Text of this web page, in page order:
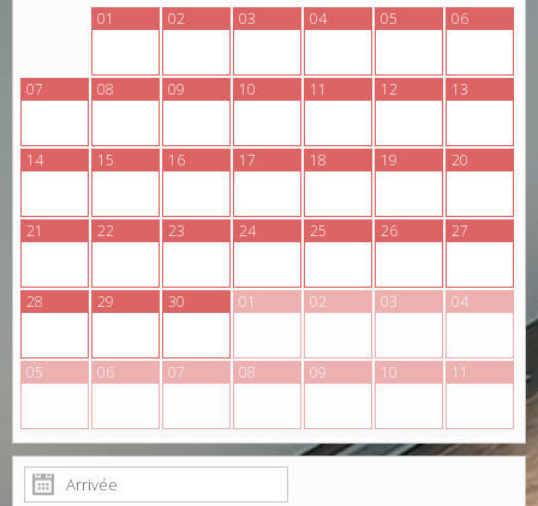
01 02 03 04 05 06
07 08 09 10 11 12 13
14 15 16 17 18 19 20
21 22 23 24 25 26 27
28 29 30 01 02 03 04
05 06 07 08 09 10 11